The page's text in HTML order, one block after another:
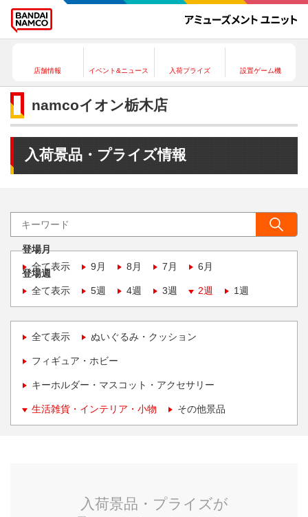
店舗情報 イベント&ニュース 入荷プライズ 設置ゲーム機
namcoイオン栃木店
入荷景品・プライズ情報
登場月
全て表示
9月 8月 7月 6月
登場週
全て表示
5週 4週 3週 2週 1週
全て表示 ぬいぐるみ・クッション
フィギュア・ホビー
キーホルダー・マスコット・アクセサリー
生活雑貨・インテリア・小物 その他景品